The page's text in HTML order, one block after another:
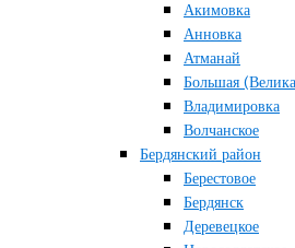
Акимовка
Анновка
Атманай
Большая
Владимировка
Волчанское
Бердянский район
Берестовое
Бердянск
Деревецкое